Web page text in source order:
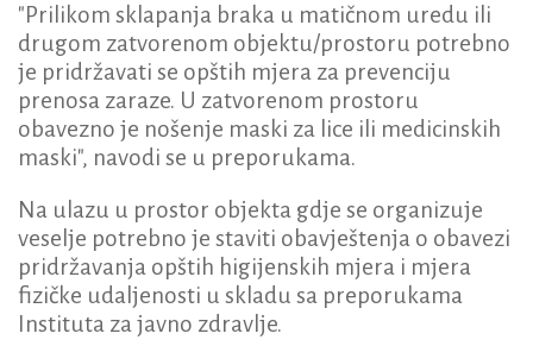
"Prilikom sklapanja braka u matičnom uredu ili
drugom zatvorenom objektu/prostoru potrebno
je pridržavati se opštih mjera za prevenciju
prenosa zaraze. U zatvorenom prostoru
obavezno je nošenje maski za lice ili medicinskih
maski", navodi se u preporukama.
Na ulazu u prostor objekta gdje se organizuje
veselje potrebno je staviti obavještenja o obavezi
pridržavanja opštih higijenskih mjera i mjera
fizičke udaljenosti u skladu sa preporukama
Instituta za javno zdravlje.